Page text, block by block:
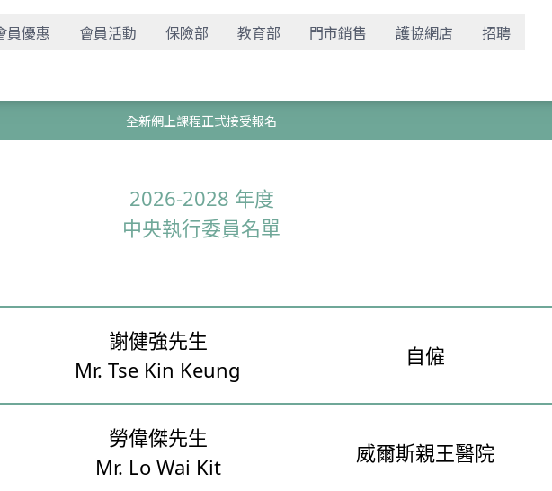
員優惠 會員活動 保險部 教育部 門市銷售 護協網店 招聘
全新網上課程正式接受報名
2026-2028 年度
中央執行委員名單
謝健強先生
Mr. Tse Kin Keung
自僱
勞偉傑先生
Mr. Lo Wai Kit
威爾斯親王醫院